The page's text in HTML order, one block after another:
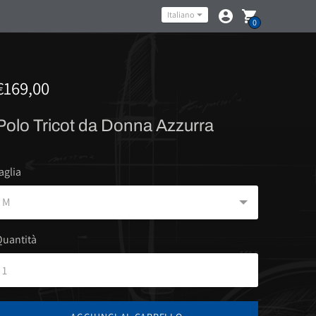
Lingua
Italiano
0
Tricot da Donna Azzurra